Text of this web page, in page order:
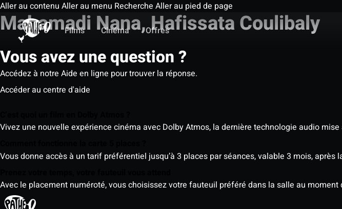
Aller au contenu Aller au menu Recherche Aller au pied de page
Films
Cinéma Offres
Mahamadi Nana, Hafissata Coulibaly
Vous avez une question ?
Accédez à notre Aide en ligne pour trouver la réponse.
Accéder au centre d'aide
Vivez une nouvelle expérience cinéma avec Dolby Atmos, la dernière technologie audio
Vous donne accès à un tarif préférentiel jusqu’à 3 places par séances, valable 3 mois,
Avec le placement numéroté, vous choisissez votre fauteuil préféré dans la salle au moment